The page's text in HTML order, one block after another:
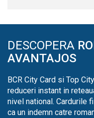
DESCOPERA
AVANTAJOS
BCR City Card si Top
reduceri instant in
nivel national. Cardurile
ca un indemn catre